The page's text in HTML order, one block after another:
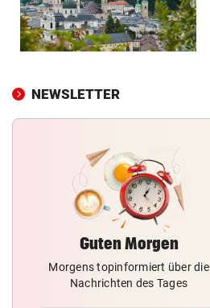
NEWSLETTER
Guten Morgen
Morgens topinformiert über die
Nachrichten des Tages